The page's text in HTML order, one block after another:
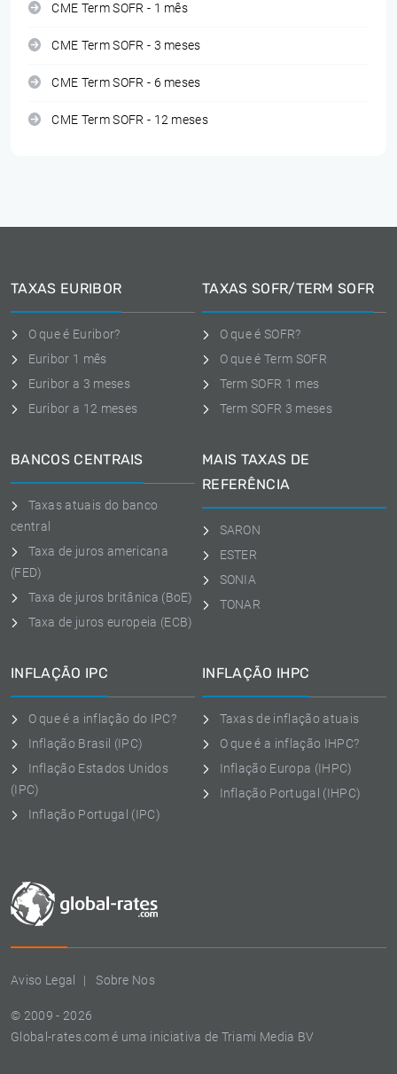
CME Term SOFR - 1 mês
CME Term SOFR - 3 meses
CME Term SOFR - 6 meses
CME Term SOFR - 12 meses
Aviso Legal Sobre Nos
© 2009 - 2026
Global-rates.com é uma iniciativa de Triami Media BV
TAXAS EURIBOR
O que é Euribor?
Euribor 1 mês
Euribor a 3 meses
Euribor a 12 meses
TAXAS SOFR/TERM SOFR
O que é SOFR?
O que é Term SOFR
Term SOFR 1 mes
Term SOFR 3 meses
BANCOS CENTRAIS
Taxas atuais do banco
central
Taxa de juros americana
(FED)
Taxa de juros britânica (BoE)
Taxa de juros europeia (ECB)
MAIS TAXAS DE
REFERÊNCIA
SARON
ESTER
SONIA
TONAR
INFLAÇÃO IPC
O que é a inflação do IPC?
Inflação Brasil (IPC)
Inflação Estados Unidos
(IPC)
Inflação Portugal (IPC)
INFLAÇÃO IHPC
Taxas de inflação atuais
O que é a inflação IHPC?
Inflação Europa (IHPC)
Inflação Portugal (IHPC)